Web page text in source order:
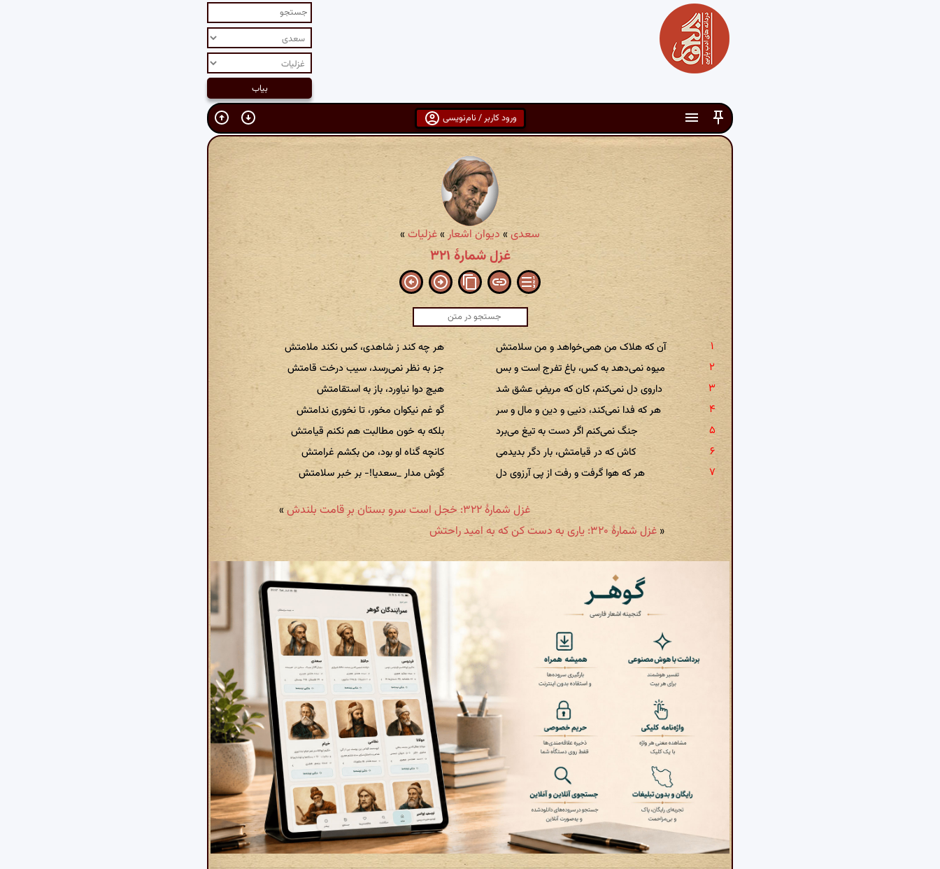
ورود کاربر / نام‌نویسی
سعدی» دیوان اشعار»غزلیات»
غزل شمارهٔ ۳۲۱
آن که هلاک من همی‌خواهد و من سلامتش
هر چه کند ز شاهدی، کس نکند ملامتش
میوه نمی‌دهد به کس، باغ تفرج است و بس
جز به نظر نمی‌رسد، سیب درخت قامتش
داروی دل نمی‌کنم، کان که مریض عشق شد
هیچ دوا نیاورد، باز به استقامتش
هر که فدا نمی‌کند، دنیی و دین و مال و سر
گو غم نیکوان مخور، تا نخوری ندامتش
جنگ نمی‌کنم اگر دست به تیغ می‌برد
بلکه به خون مطالبت هم نکنم قیامتش
کاش که در قیامتش، بار دگر بدیدمی
کانچه گناه او بود، من بکشم غرامتش
هر که هوا گرفت و رفت از پی آرزوی دل
گوش مدار _سعدیا!- بر خبر سلامتش
غزل شمارهٔ ۳۲۲: خجل است سرو بستان برِ قامت بلندش
»
« غزل شمارهٔ ۳۲۰: یاری به دست کن که به امید راحتش